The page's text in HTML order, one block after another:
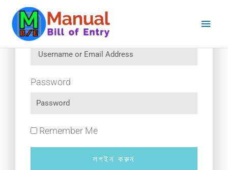
content
Username or Email Address
Password
Remember Me
লগইন করুন